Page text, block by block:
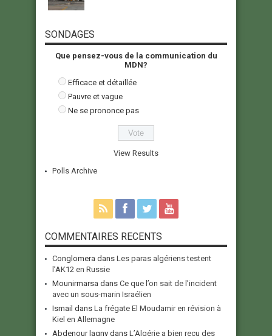
SONDAGES
Que pensez-vous de la communication du
MDN?
Efficace et détaillée
Pauvre et vague
Ne se prononce pas
View Results
Polls Archive
COMMENTAIRES RECENTS
Conglomera dans Les paras algériens testent
l’AK12 en Russie
Mounirmarsa dans Ce que l’on sait de l’incident
avec un sous-marin Israélien
Ismail dans La frégate El Moudamir en révision à
Kiel en Allemagne
Abdenour lagny dans L’Algérie a bien reçu des